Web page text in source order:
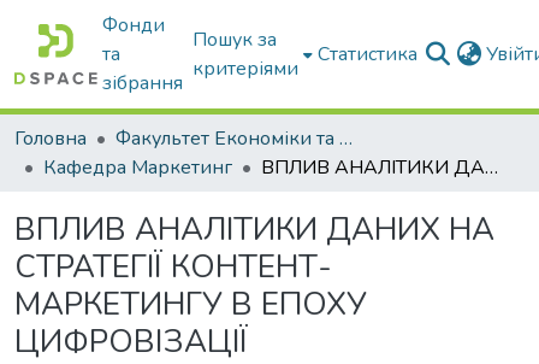
Фонди
та
зібрання
Пошук за
критеріями
Статистика
Головна
Факультет Економіки та бізнесу
Кафедра Маркетинг
ВПЛИВ АНАЛІТИКИ ДАНИХ НА СТРАТЕГІЇ КОНТЕНТ- МАРКЕТИНГУ В ЕПОХУ ЦИФРОВІЗАЦІЇ
ВПЛИВ АНАЛІТИКИ ДАНИХ НА
СТРАТЕГІЇ КОНТЕНТ-
МАРКЕТИНГУ В ЕПОХУ
ЦИФРОВІЗАЦІЇ